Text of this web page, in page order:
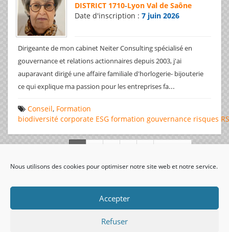
Nous utilisons des cookies pour optimiser notre site web et notre service.
Accepter
Refuser
DISTRICT 1710-Lyon Val de Saône
Date d'inscription : 7 juin 2026
Dirigeante de mon cabinet Neiter Consulting spécialisé en
gouvernance et relations actionnaires depuis 2003, j'ai
auparavant dirigé une affaire familiale d'horlogerie- bijouterie
ce qui explique ma passion pour les entreprises fa...
Conseil, Formation
biodiversité corporate ESG formation gouvernance risques
visiteurs uniques: